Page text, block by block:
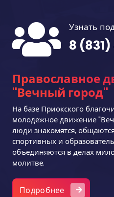
Узнать
8
Православное
"Вечный город"
На базе Приокского
молодежное движение
люди знакомятся,
спортивных и
объединяются в делах
молитве.
Подробнее